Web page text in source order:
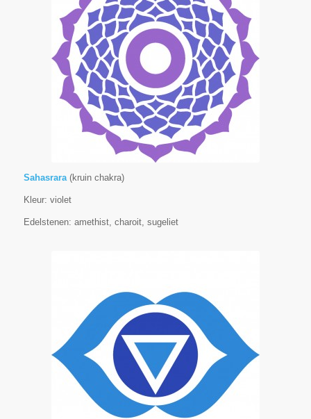
Sahasrara(kruin chakra)
Kleur: violet
Edelstenen: amethist, charoit, sugeliet